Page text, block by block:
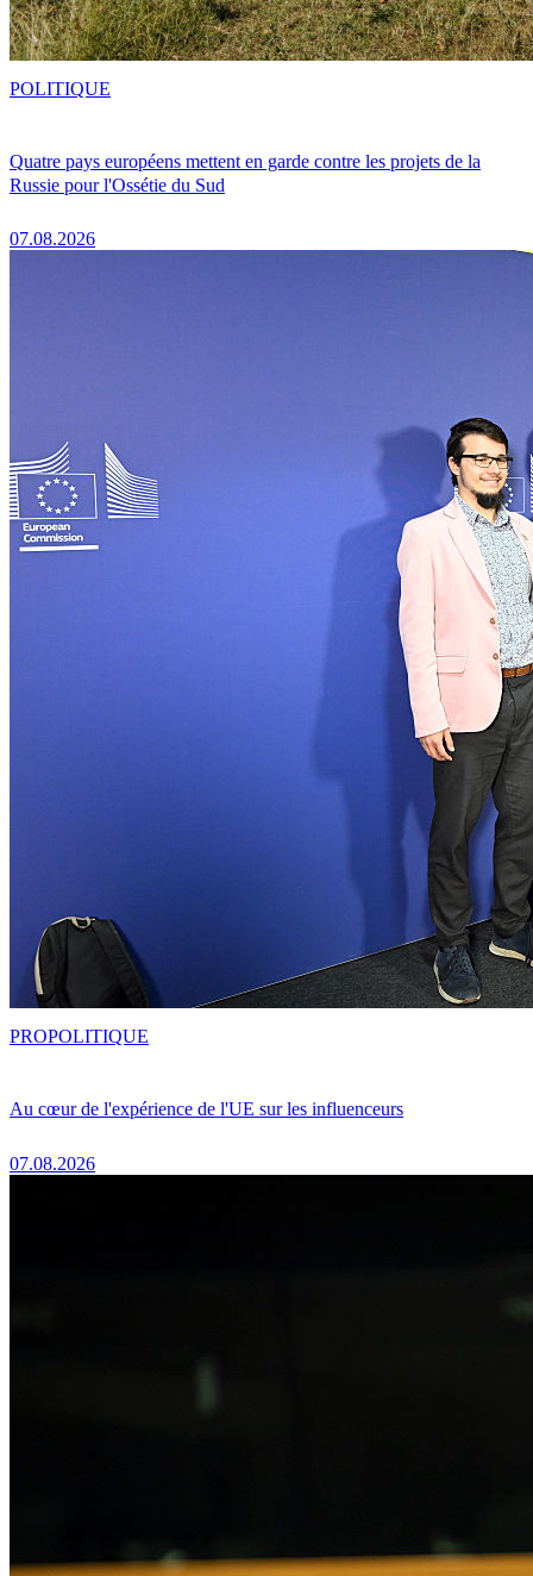
Quatre pays européens mettent en garde contre les projets de la
Russie pour l'Ossétie du Sud
07.08.2026
POLITIQUE
Au cœur de l'expérience de l'UE sur les influenceurs
07.08.2026
PROPOLITIQUE